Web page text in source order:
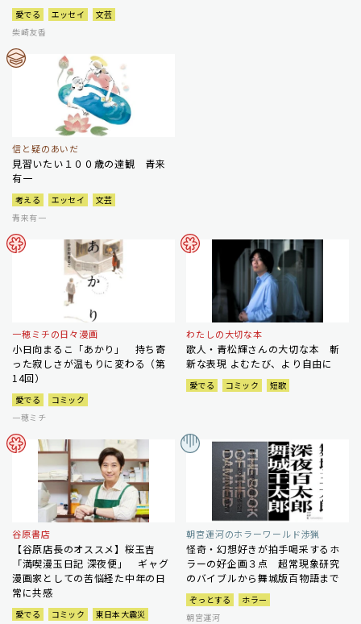
愛でる エッセイ
文芸
柴崎友香
信と疑のあいだ
見習いたい１００歳の達観 青来
有一
考える エッセイ
文芸
青来有一
一穂ミチの日々漫画
小日向まるこ「あかり」 持ち寄
った寂しさが温もりに変わる（第
14回）
愛でる
コミック
一穂ミチ
わたしの大切な本
歌人・青松輝さんの大切な本 斬
新な表現 よむたび、より自由に
愛でる コミック 短歌
谷原書店
【谷原店長のオススメ】桜玉吉
「満喫漫玉日記 深夜便」 ギャグ
漫画家としての苦悩経た中年の日
常に共感
愛でる コミック
東日本大震災
朝宮運河のホラーワールド渉猟
怪奇・幻想好きが拍手喝采するホ
ラーの好企画３点 超常現象研究
のバイブルから舞城版百物語まで
ぞっとする
ホラー
朝宮運河